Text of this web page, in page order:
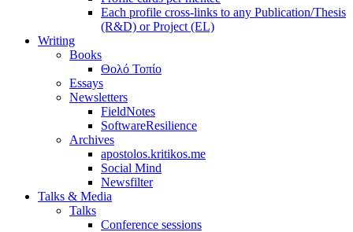
Each profile cross-links to any Publication/Thesis
(R&D) or Project (EL)
Writing
Books
Θολό Τοπίο
Essays
Newsletters
FieldNotes
SoftwareResilience
Archives
apostolos.kritikos.me
Social Mind
Newsfilter
Talks & Media
Talks
Conference sessions